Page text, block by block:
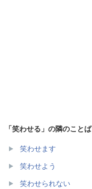
「笑わせる」の隣のことば
笑わせます
笑わせよう
笑わせられない